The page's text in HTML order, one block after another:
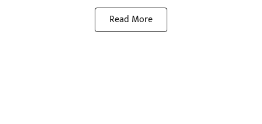
Read More